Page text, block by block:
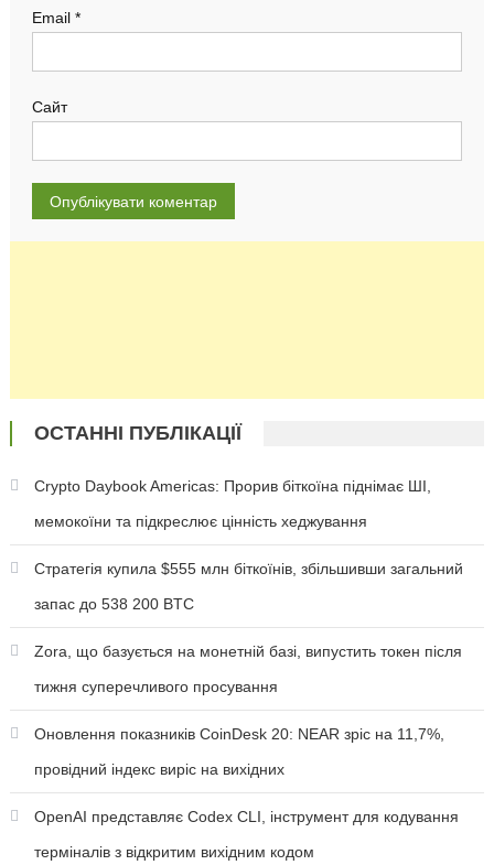
Email *
Сайт
ОСТАННІ ПУБЛІКАЦІЇ
Crypto Daybook Americas: Прорив біткоїна піднімає ШІ,
мемокоїни та підкреслює цінність хеджування
Стратегія купила $555 млн біткоїнів, збільшивши загальний
запас до 538 200 BTC
Zora, що базується на монетній базі, випустить токен після
тижня суперечливого просування
Оновлення показників CoinDesk 20: NEAR зріс на 11,7%,
провідний індекс виріс на вихідних
OpenAI представляє Codex CLI, інструмент для кодування
терміналів з відкритим вихідним кодом